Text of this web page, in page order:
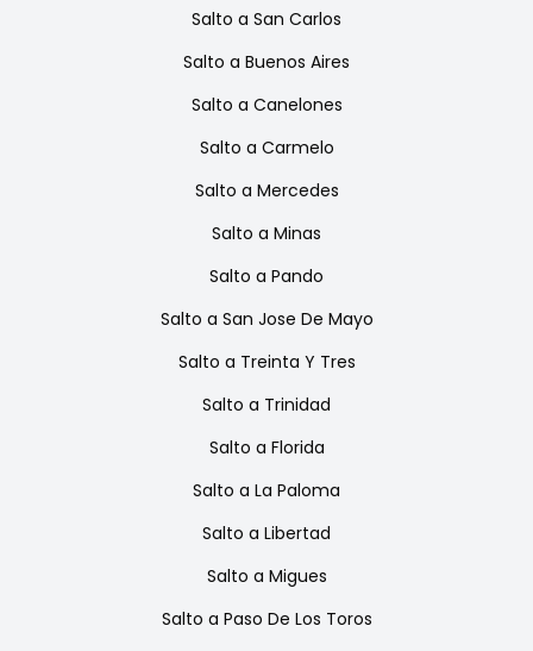
Salto a San Carlos
Salto a Buenos Aires
Salto a Canelones
Salto a Carmelo
Salto a Mercedes
Salto a Minas
Salto a Pando
Salto a San Jose De Mayo
Salto a Treinta Y Tres
Salto a Trinidad
Salto a Florida
Salto a La Paloma
Salto a Libertad
Salto a Migues
Salto a Paso De Los Toros